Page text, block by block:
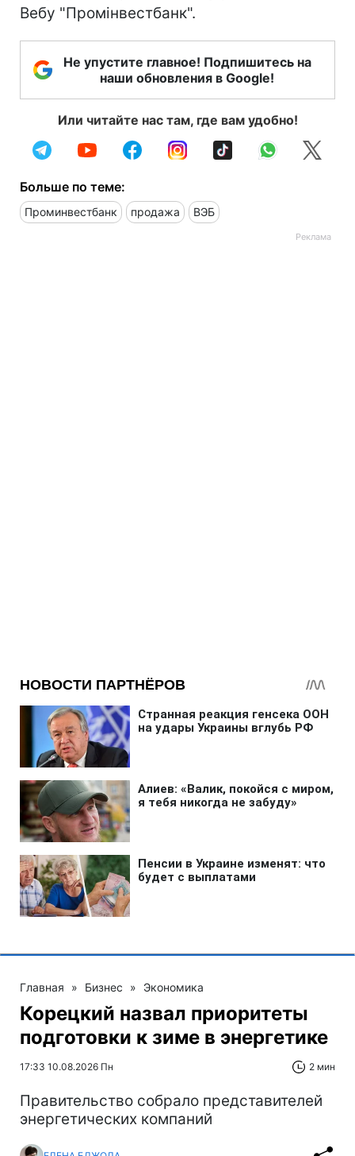
Вебу "Промінвестбанк".
Не упустите главное! Подпишитесь на
наши обновления в Google!
Или читайте нас там, где вам удобно!
Больше по теме:
Проминвестбанк продажа ВЭБ
Главная » Бизнес » Экономика
Корецкий назвал приоритеты
подготовки к зиме в энергетике
17:33 10.08.2026 Пн 2 мин
Правительство собрало представителей
энергетических компаний